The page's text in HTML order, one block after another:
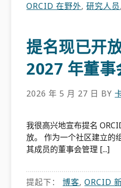
ORCID 在野外,研究人员,
提名现已开
2027 年董事
2026 年 5 月 27 日 BY
我很高兴地宣布提名
放。 作为一个社区建立的
其成员的董事会管理 [...]
提起下：博客,ORCID